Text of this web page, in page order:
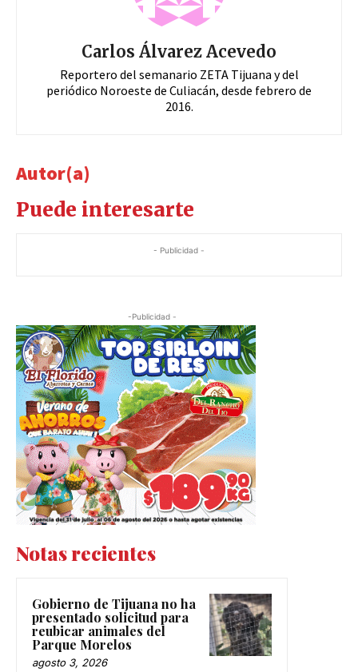
Carlos Álvarez Acevedo
Reportero del semanario ZETA Tijuana y del
periódico Noroeste de Culiacán, desde febrero de
2016.
Autor(a)
Puede interesarte
- Publicidad -
-Publicidad -
Notas recientes
Gobierno de Tijuana no ha
presentado solicitud para
reubicar animales del
Parque Morelos
agosto 3, 2026